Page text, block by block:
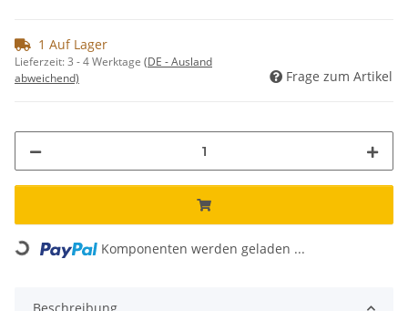
1 Auf Lager
Lieferzeit:3 - 4 Werktage (DE - Ausland
abweichend)
Frage zum Artikel
Loading... Komponenten werden geladen ...